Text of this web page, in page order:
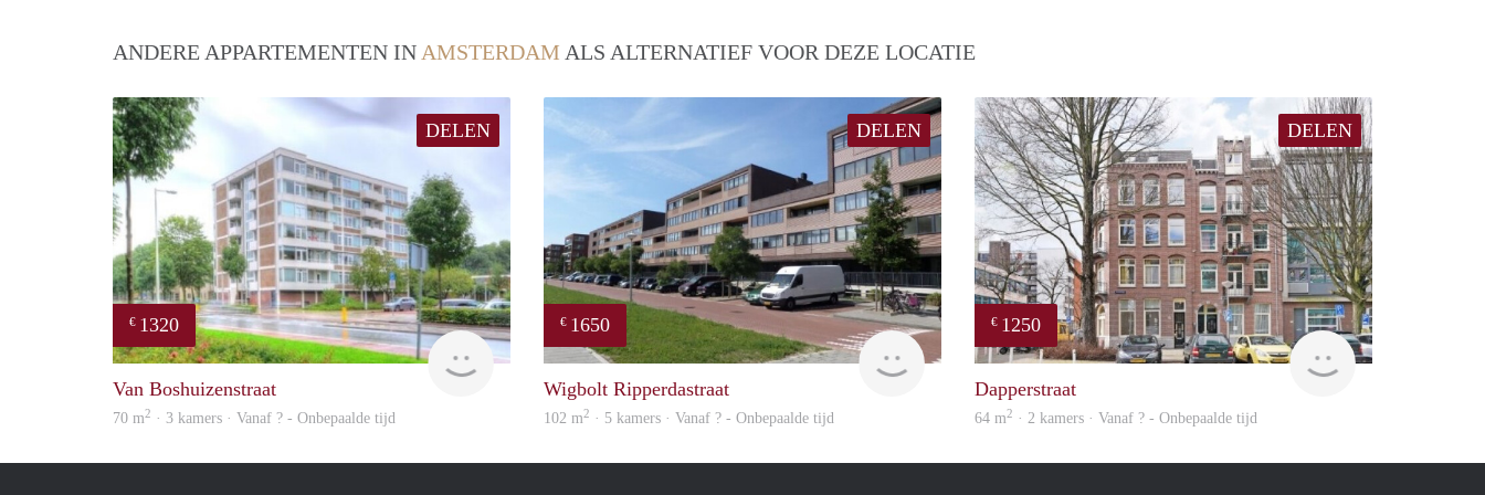
ANDERE APPARTEMENTEN IN AMSTERDAM ALS ALTERNATIEF VOOR DEZE LOCATIE
DELEN
€ 1320
rent
Van Boshuizenstraat
70 m2 · 3 kamers · Vanaf ? - Onbepaalde tijd
DELEN
€ 1650
Wigbolt Ripperdastraat
102 m2 · 5 kamers · Vanaf ? - Onbepaalde tijd
DELEN
€ 1250
finder
Dapperstraat
64 m2 · 2 kamers · Vanaf ? - Onbepaalde tijd